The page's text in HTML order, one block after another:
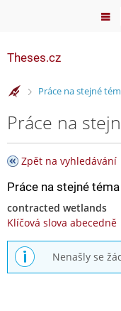
Theses.cz
>Práce na stejné
Práce na
Zpět na vyhledávání
Práce na stejné
contracted wetlands
Klíčová slova abecedně
Nenašly se